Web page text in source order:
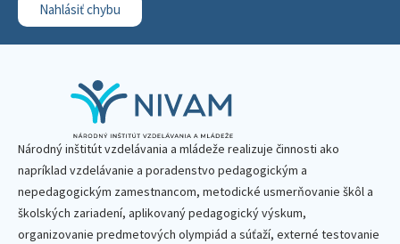
Nahlásiť chybu
Národný inštitút vzdelávania a mládeže realizuje činnosti ako
napríklad vzdelávanie a poradenstvo pedagogickým a
nepedagogickým zamestnancom, metodické usmerňovanie škôl a
školských zariadení, aplikovaný pedagogický výskum,
organizovanie predmetových olympiád a súťaží, externé testovanie